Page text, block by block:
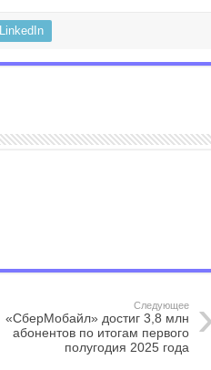
LinkedIn
Следующее
«СберМобайл» достиг 3,8 млн
абонентов по итогам первого
полугодия 2025 года